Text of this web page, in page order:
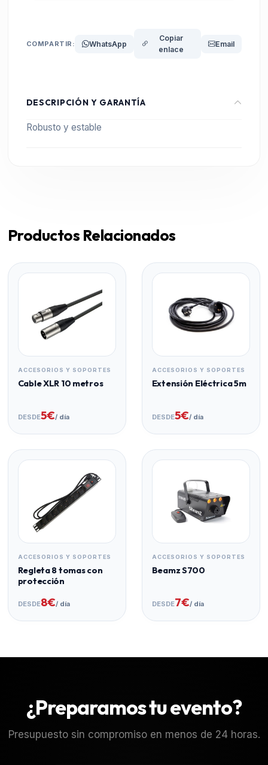
COMPARTIR: WhatsApp
Copiar
enlace
Email
DESCRIPCIÓN Y GARANTÍA
Robusto y estable
Productos Relacionados
ACCESORIOS Y SOPORTES
Cable XLR 10 metros
DESDE5€/ día
ACCESORIOS Y SOPORTES
Extensión Eléctrica 5m
DESDE5€/ día
ACCESORIOS Y SOPORTES
Regleta 8 tomas con
protección
DESDE8€/ día
ACCESORIOS Y SOPORTES
Beamz S700
DESDE7€/ día
¿Preparamos tu evento?
Presupuesto sin compromiso en menos de 24 horas.